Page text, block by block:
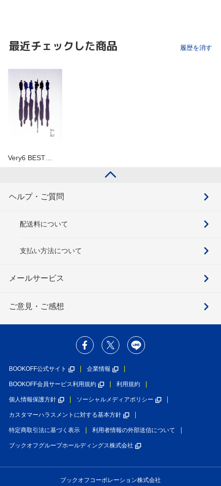
最近チェックした商品 履歴を消す
Very6 BEST…
ヘルプ・ご質問
配送料について
支払い方法について
メールサービス
ご意見・ご感想
BOOKOFF公式サイト 企業情報
BOOKOFF会員サービス利用規約 利用規約
個人情報保護方針 ソーシャルメディアポリシー
カスタマーハラスメントに対する基本方針
特定商取引法に基づく表示 利用者情報の外部送信について
ブックオフグループホールディングス株式会社
ブックオフコーポレーション株式会社